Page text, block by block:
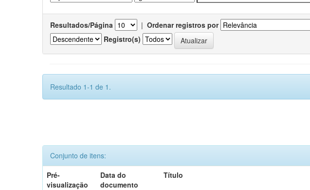
Resultados/Página | Ordenar registros por
Registro(s)
Resultado 1-1 de 1.
Conjunto de itens:
Pré-
visualização
Data do
documento
Título